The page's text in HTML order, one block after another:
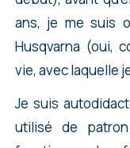
ans, je me suis
Husqvarna (oui,
vie, avec laquelle
Je suis
utilisé de